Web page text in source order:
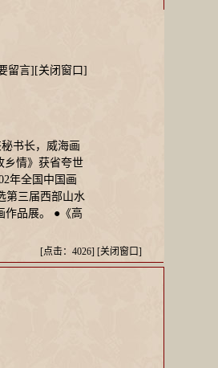
留言][关闭窗口]
书长，威海画
乡情》获省夸世
年全国中国画
第三届西部山水
作品展。 ●《高
[点击：4026] [关闭窗口]